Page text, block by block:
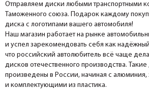
Отправляем диски любыми транспортными
Таможенного союза. Подарок каждому
диска с логотипами вашего автомобиля!
Наш магазин работает на рынке
и успел зарекомендовать себя как
что российский автолюбитель всё чаще
дисков отечественного производства.
произведены в России, начиная с алюминия,
и комплектующими из пластика.